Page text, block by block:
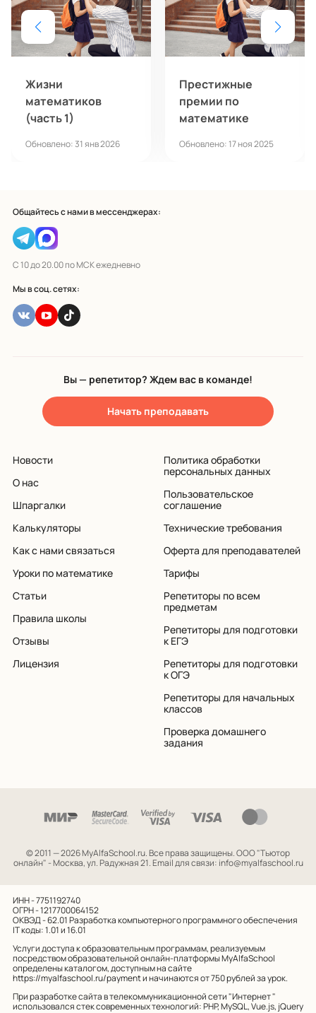
Жизни
математиков
(часть 1)
Обновлено: 31 янв 2026
Престижные
премии по
математике
Обновлено: 17 ноя 2025
Общайтесь с нами в мессенджерах:
С 10 до 20.00 по МСК ежедневно
Мы в соц. сетях:
Вы — репетитор? Ждем вас в команде!
Начать преподавать
Новости
О нас
Шпаргалки
Калькуляторы
Как с нами связаться
Уроки по математике
Статьи
Правила школы
Отзывы
Лицензия
Политика обработки
персональных данных
Пользовательское
соглашение
Технические требования
Оферта для преподавателей
Тарифы
Репетиторы по всем
предметам
Репетиторы для подготовки
к ЕГЭ
Репетиторы для подготовки
к ОГЭ
Репетиторы для начальных
классов
Проверка домашнего
задания
© 2011 — 2026 MyAlfaSchool.ru. Все права защищены.ООО "Тьютор
онлайн" - Москва, ул. Радужная 21. Email для связи: info@myalfaschool.ru
ИНН - 7751192740
ОГРН - 1217700064152
ОКВЭД - 62.01Разработка компьютерного программного обеспечения
IT коды: 1.01 и 16.01
Услуги доступа к образовательным программам, реализуемым
посредством образовательной онлайн-платформы MyAlfaSchool
определены каталогом, доступным на сайте
https://myalfaschool.ru/paymentи начинаются от 750 рублей за урок.
При разработке сайта в телекоммуникационной сети "Интернет "
использовался стек современных технологий: PHP, MySQL, Vue.js, jQuery